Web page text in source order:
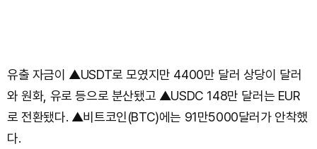
유출 자금이 ▲USDT로 모였지만 4400만 달러 상당이 달러
와 원화, 유로 등으로 분산됐고 ▲USDC 148만 달러는 EUR
로 전환됐다. ▲비트코인(BTC)에는 91만5000달러가 안착했
다.